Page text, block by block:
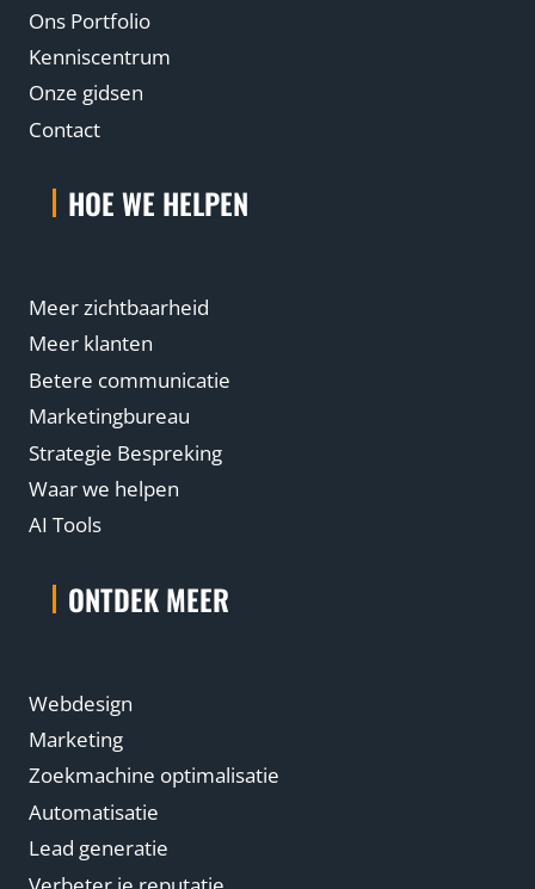
Ons Portfolio
Kenniscentrum
Onze gidsen
Contact
HOE WE HELPEN
Meer zichtbaarheid
Meer klanten
Betere communicatie
Marketingbureau
Strategie Bespreking
Waar we helpen
AI Tools
ONTDEK MEER
Webdesign
Marketing
Zoekmachine optimalisatie
Automatisatie
Lead generatie